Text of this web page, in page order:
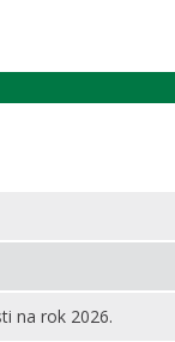
na rok 2026.